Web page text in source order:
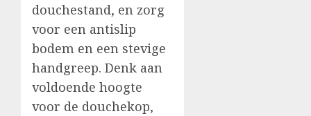
douchestand, en zorg
voor een antislip
bodem en een stevige
handgreep. Denk aan
voldoende hoogte
voor de douchekop,